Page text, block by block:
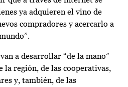
ya adquieren el vino de
compradores y acercarlo a
a desarrollar “de la mano”
región, de las cooperativas,
y, también, de las